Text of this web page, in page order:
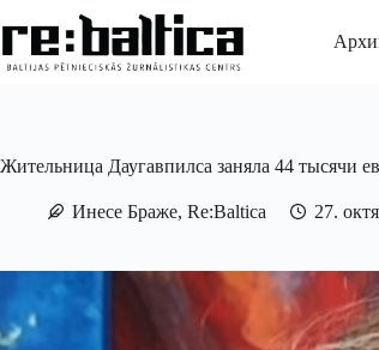
к
сути
Жительница Даугавпилса заняла 44 тысячи
Инесе Браже, Re:Baltica 27.